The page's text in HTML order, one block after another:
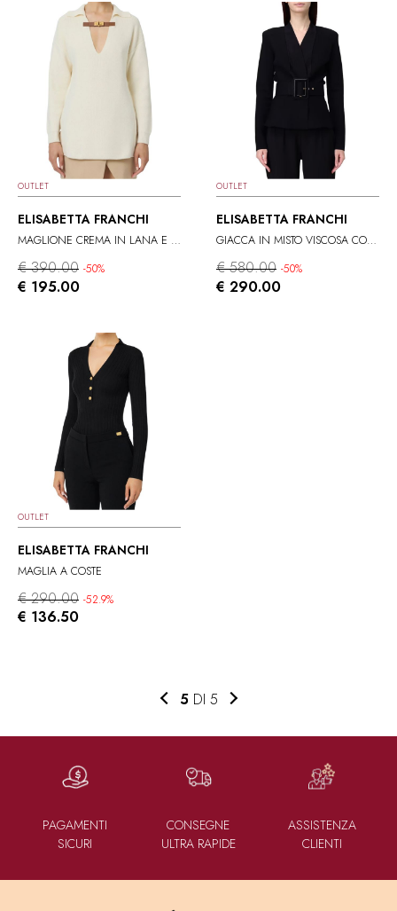
OUTLET
ELISABETTA FRANCHI
MAGLIONE CREMA IN LANA E ACRILICO
€ 390.00 -50%
€ 195.00
OUTLET
ELISABETTA FRANCHI
GIACCA IN MISTO VISCOSA CON CINTURA
€ 580.00 -50%
€ 290.00
OUTLET
ELISABETTA FRANCHI
MAGLIA A COSTE
€ 290.00 -52.9%
€ 136.50
5DI 5
PAGAMENTI
SICURI
CONSEGNE
ULTRA RAPIDE
ASSISTENZA
CLIENTI